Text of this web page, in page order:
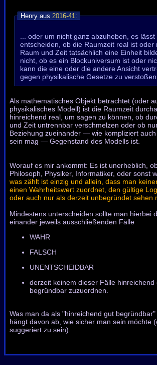
Henry aus 2016-41:
... oder um nicht ganz abzuheben, es lässt
entscheiden, ob die Raumzeit real ist oder
Raum und Zeit tatsächlich eine Einheit
nicht, ob es ein Blockuniversum ist oder
kann die eine oder die andere Ansicht
gegen physikalische Gesetze zu
Als mathematisches Objekt betrachtet (oder
physikalisches Modell) ist die Raumzeit
hinreichend real, um sagen zu können, ob
und Zeit untrennbar verschmelzen oder ob
Beziehung zueinander — wie kompliziert
sein mag — Gegenstand des Modells ist.
Worauf es mir ankommt: Es ist unerheblich,
Philosoph, Physiker, Informatiker, oder sonst
was zählt ist einzig und allein, dass man
einen Wahrheitswert zuordnet, den gültige
oder auch nur als derzeit unbegründet sehen
Mindestens unterscheiden sollte man hierbei
einander jeweils ausschließenden Fälle
WAHR
FALSCH
UNENTSCHEIDBAR
derzeit keinem dieser Fälle hinreichend
begründbar zuzuordnen.
Was man da als "hinreichend gut
hängt davon ab, wie sicher man sein möchte
suggeriert zu sein).